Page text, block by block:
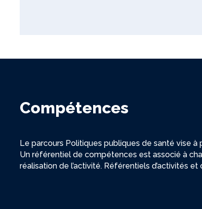
Compétences
Le parcours Politiques publiques de santé vise
Un référentiel de compétences est associé à
réalisation de l’activité. Référentiels d’activités